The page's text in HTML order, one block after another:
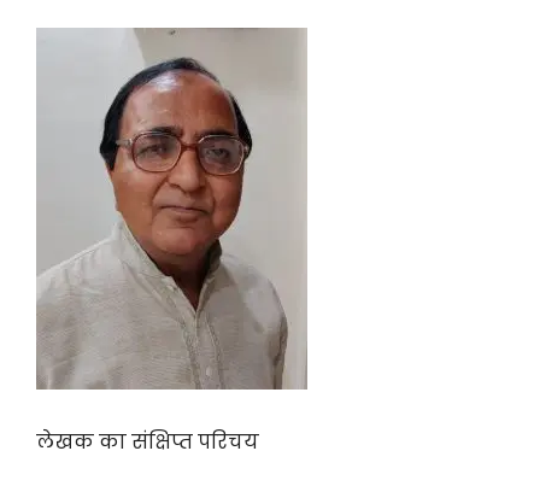
लेखक का संक्षिप्त परिचय